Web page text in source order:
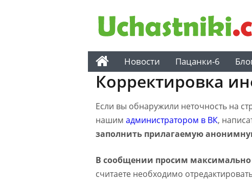
Новости Пацанки-6
Корректировка
Если вы обнаружили неточность на
нашим администратором в ВК,
заполнить прилагаемую
В сообщении просим максимально
считаете необходимо